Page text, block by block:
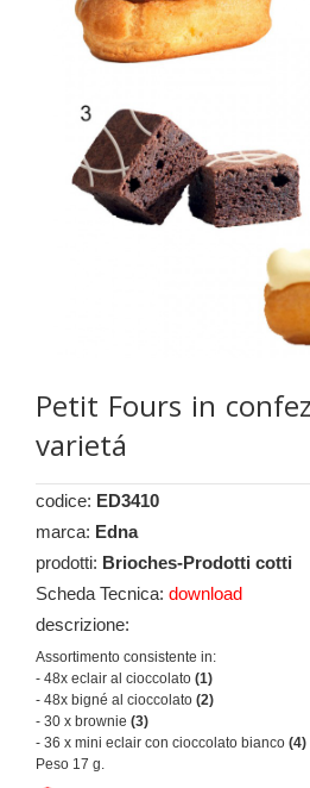
Petit Fours in
varietá
codice: ED3410
marca: Edna
prodotti: Brioches-Prodotti cotti
Scheda Tecnica: download
descrizione:
Assortimento consistente in:
- 48x eclair al cioccolato (1)
- 48x bigné al cioccolato (2)
- 30 x brownie (3)
- 36 x mini eclair con cioccolato bianco (4)
Peso 17 g.